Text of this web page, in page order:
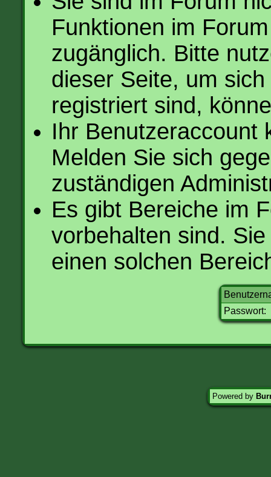
Funktionen im
zugänglich. Bitte
dieser Seite, um
registriert sind,
Ihr Benutzeraccount
Melden Sie sich
zuständigen
Es gibt Bereiche im
vorbehalten sind.
einen solchen
Passwort:
Powered by